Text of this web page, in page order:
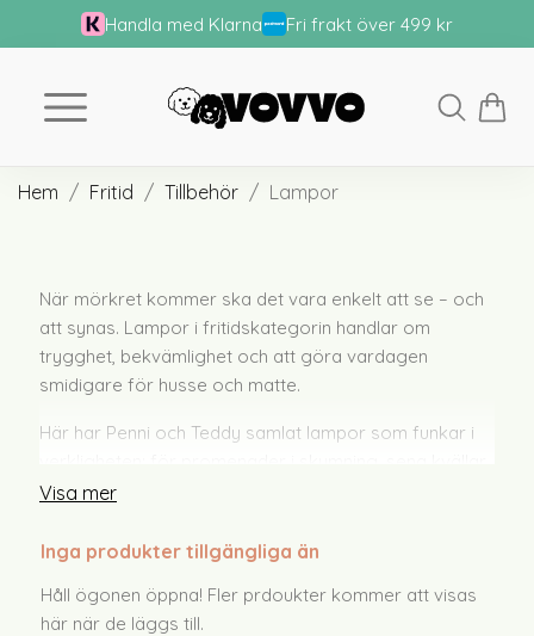
Handla med Klarna Fri frakt över 499 kr
Hem Fritid Tillbehör Lampor
När mörkret kommer ska det vara enkelt att se – och
att synas. Lampor i fritidskategorin handlar om
trygghet, bekvämlighet och att göra vardagen
smidigare för husse och matte.
Här har Penni och Teddy samlat lampor som funkar i
och tidiga morgnar. Smarta, praktiska och lätta att
Lampor som bara gör sitt jobb. Och gör det bra.
Visa mer
Inga produkter tillgängliga än
Håll ögonen öppna! Fler prdoukter kommer att visas
här när de läggs till.